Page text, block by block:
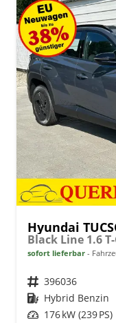
Hyundai
sofort lieferbar
Fahrzeugnr. 396036
Kraftstoff Hybrid Benzin
Leistung 176 kW (239 PS)